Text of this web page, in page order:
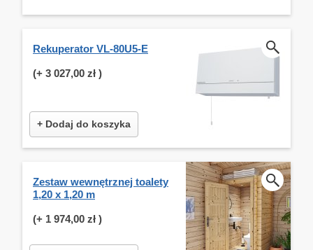
Rekuperator VL-80U5-E
(+ 3 027,00 zł )
+ Dodaj do koszyka
Zestaw wewnętrznej toalety
1,20 x 1,20 m
(+ 1 974,00 zł )